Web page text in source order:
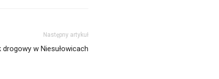
Następny artykuł
drogowy w Niesułowicach